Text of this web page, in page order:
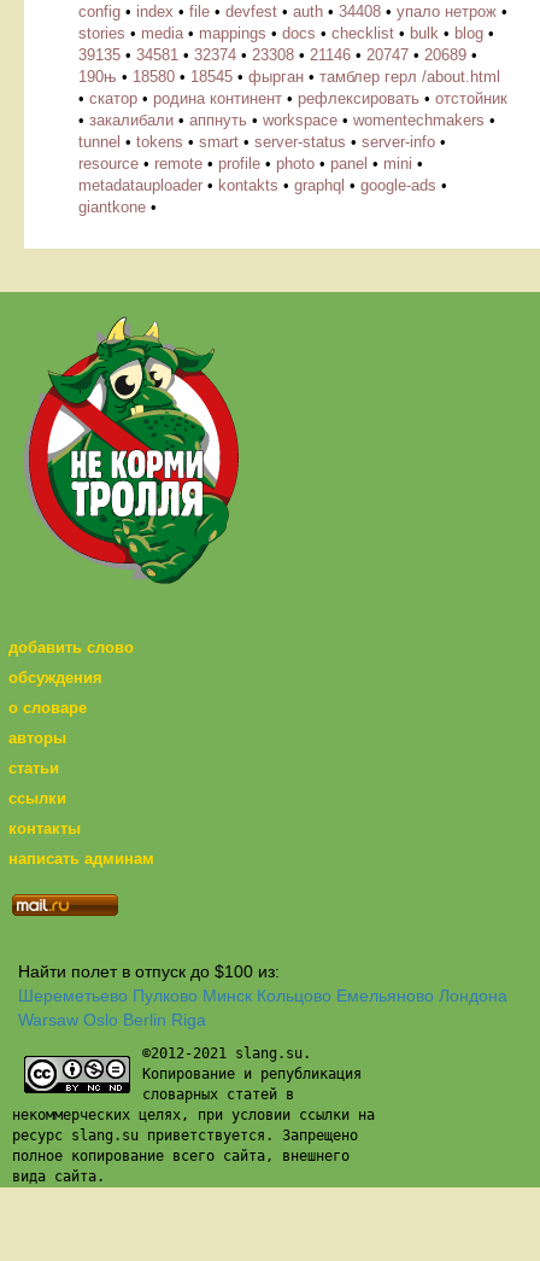
config • index • file • devfest • auth • 34408 • упало нетрож •
stories • media • mappings • docs • checklist • bulk • blog •
39135 • 34581 • 32374 • 23308 • 21146 • 20747 • 20689 •
190њ • 18580 • 18545 • фырган • тамблер герл /about.html
• скатор • родина континент • рефлексировать • отстойник
• закалибали • аппнуть • workspace • womentechmakers •
tunnel • tokens • smart • server-status • server-info •
resource • remote • profile • photo • panel • mini •
metadatauploader • kontakts • graphql • google-ads •
giantkone •
добавить слово
обсуждения
о словаре
авторы
статьи
ссылки
контакты
написать админам
Найти полет в отпуск до $100 из:
Шереметьево Пулково Минск Кольцово Емельяново Лондона
Warsaw Oslo Berlin Riga
©2012-2021 slang.su.
Копирование и републикация
словарных статей в
некоммерческих целях, при условии ссылки на
ресурс slang.su приветствуется. Запрещено
полное копирование всего сайта, внешнего
вида сайта.